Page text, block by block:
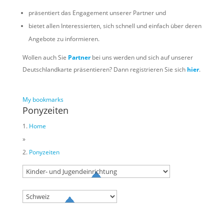
präsentiert das Engagement unserer Partner und
bietet allen Interessierten, sich schnell und einfach über deren
Angebote zu informieren.
Wollen auch Sie Partnerbei uns werden und sich auf unserer
Deutschlandkarte präsentieren? Dann registrieren Sie sich hier.
My bookmarks
Ponyzeiten
Home
»
Ponyzeiten